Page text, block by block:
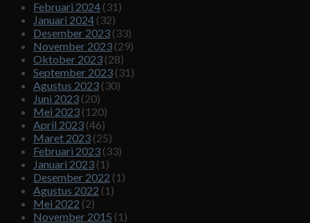
Februari 2024 (31)
Januari 2024 (32)
Desember 2023 (33)
November 2023 (29)
Oktober 2023 (28)
September 2023 (31)
Agustus 2023 (30)
Juni 2023 (20)
Mei 2023 (120)
April 2023 (46)
Maret 2023 (25)
Februari 2023 (33)
Januari 2023 (1)
Desember 2022 (1)
Agustus 2022 (1)
Mei 2022 (2)
November 2015 (1)